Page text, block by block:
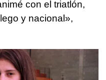
con el triatlón,
y nacional»,